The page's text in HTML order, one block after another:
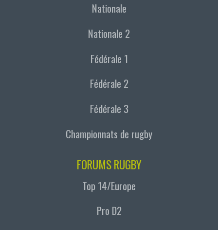
Nationale
Nationale 2
Fédérale 1
Fédérale 2
Fédérale 3
Championnats de rugby
FORUMS RUGBY
Top 14/Europe
Pro D2